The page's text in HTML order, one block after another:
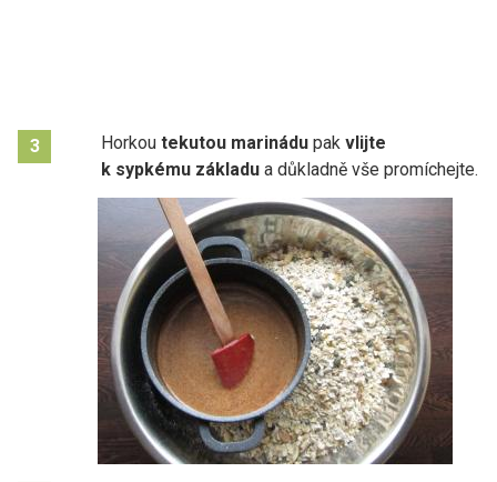
3 Horkou tekutou marinádu pak vlijte
k sypkému základu a důkladně vše promíchejte.